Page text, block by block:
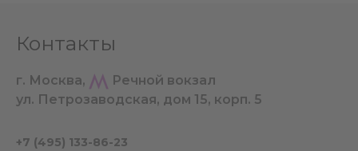
Контакты
г. Москва,
Речной вокзал
ул. Петрозаводская, дом 15, корп. 5
+7 (495) 133-86-23